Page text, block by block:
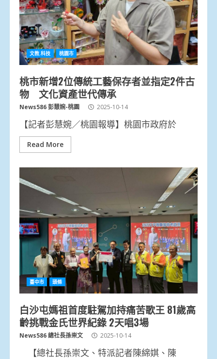
文教.科技 桃園市
桃市新增2位傳統工藝保存者並指定2件古
物 文化資產世代傳承
News586 彭慧婉-桃園 2025-10-14
【記者彭慧婉／桃園報導】桃園市政府於
Read More
臺中市 頭條
白沙屯媽祖首度駐駕加持痛苦歌王 81歲高
齡挑戰金氏世界紀錄 2天唱3場
News586 總社長孫崇文 2025-10-14
【總社長孫崇文、特派記者陳綿娸、陳